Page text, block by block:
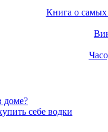
Книга о
доме?
себе водки